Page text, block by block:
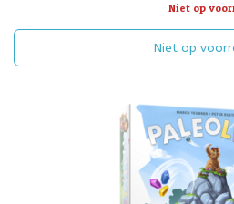
Niet op
Niet op